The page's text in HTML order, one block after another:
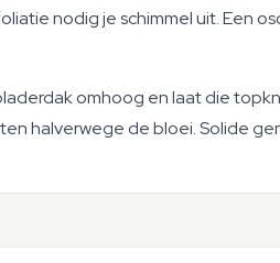
nodig je schimmel uit. Een
omhoog en laat die
halverwege de bloei. Solide